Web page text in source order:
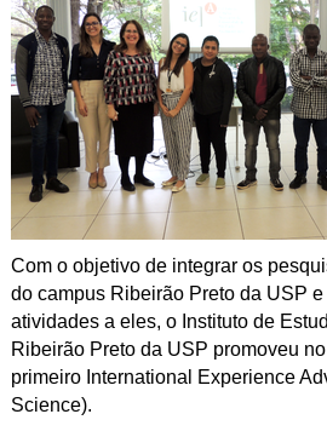
Com o objetivo de integrar os
do campus Ribeirão Preto da USP
atividades a eles, o Instituto de
Ribeirão Preto da USP promoveu
primeiro International Experience
Science).